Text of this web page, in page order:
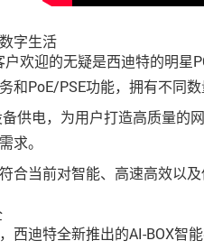
字生活
欢迎的无疑是西迪特的明
和PoE/PSE功能，拥有不同
供电，为用户打造高质量的
求。
合当前对智能、高速高效以
西迪特全新推出的AI-BOX